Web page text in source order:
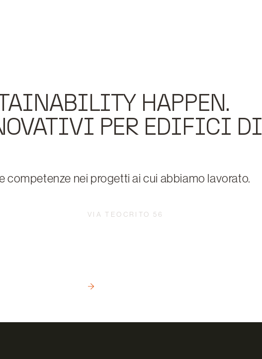
HAPPEN.
PER EDIFICI DI
competenze nei progetti ai cui abbiamo lavorato.
VIA TEOCRITO 56